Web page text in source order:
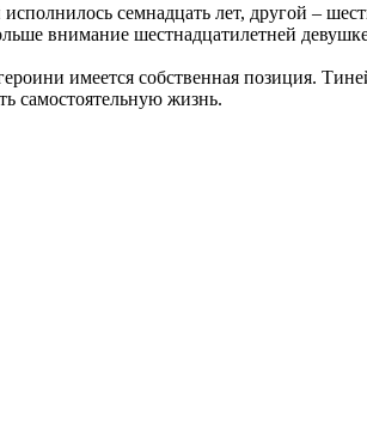
семнадцать лет, другой –
внимание шестнадцатилетней
имеется собственная позиция.
самостоятельную жизнь.